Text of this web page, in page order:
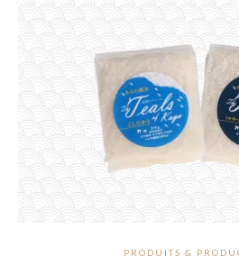
PRODUITS &